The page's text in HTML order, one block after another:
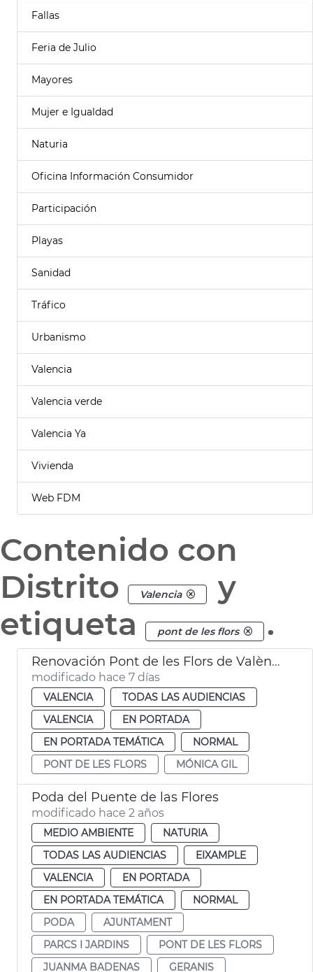
Fallas
Feria de Julio
Mayores
Mujer e Igualdad
Naturia
Oficina Información Consumidor
Participación
Playas
Sanidad
Tráfico
Urbanismo
Valencia
Valencia verde
Valencia Ya
Vivienda
Web FDM
Contenido con
Distrito
Valencia
y
etiqueta
pont de les flors .
Renovación Pont de les Flors de València
modificado hace 7 días
VALENCIA
TODAS LAS AUDIENCIAS
VALENCIA
EN PORTADA
EN PORTADA TEMÁTICA
NORMAL
PONT DE LES FLORS
MÓNICA GIL
Poda del Puente de las Flores
modificado hace 2 años
MEDIO AMBIENTE
NATURIA
TODAS LAS AUDIENCIAS
EIXAMPLE
VALENCIA
EN PORTADA
EN PORTADA TEMÁTICA
NORMAL
PODA
AJUNTAMENT
PARCS I JARDINS
PONT DE LES FLORS
JUANMA BADENAS
GERANIS